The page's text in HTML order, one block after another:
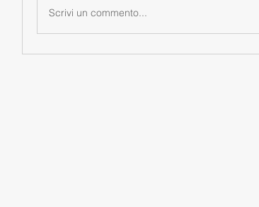
Scrivi un commento...